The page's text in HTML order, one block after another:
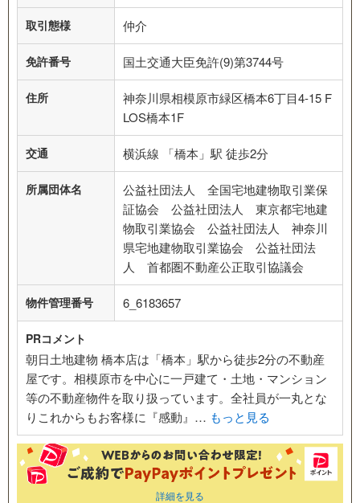
取引態様 仲介
免許番号 国土交通大臣免許(9)第3744号
住所
神奈川県相模原市緑区橋本6丁目4-15 F
LOS橋本1F
交通 横浜線 「橋本」駅 徒歩2分
所属団体名
公益社団法人 全国宅地建物取引業保
証協会 公益社団法人 東京都宅地建
物取引業協会 公益社団法人 神奈川
県宅地建物取引業協会 公益社団法
人 首都圏不動産公正取引協議会
物件管理番号 6_6183657
PRコメント
朝日土地建物 橋本店は「橋本」駅から徒歩2分の不動産
屋です。相模原市を中心に一戸建て・土地・マンション
等の不動産物件を取り扱っています。全社員が一丸とな
りこれからもお客様に『感動』… もっと見る
詳細を見る